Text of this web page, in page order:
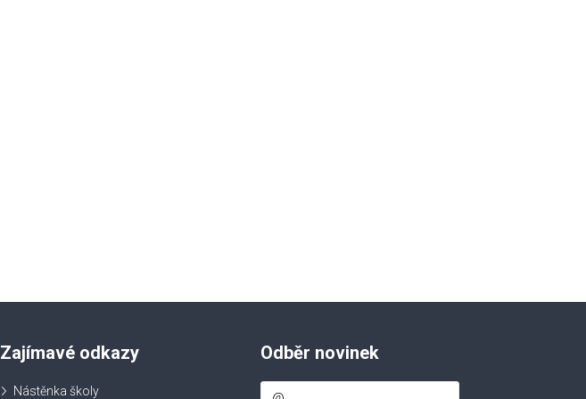
Zajímavé odkazy
Nástěnka školy
Odběr novinek